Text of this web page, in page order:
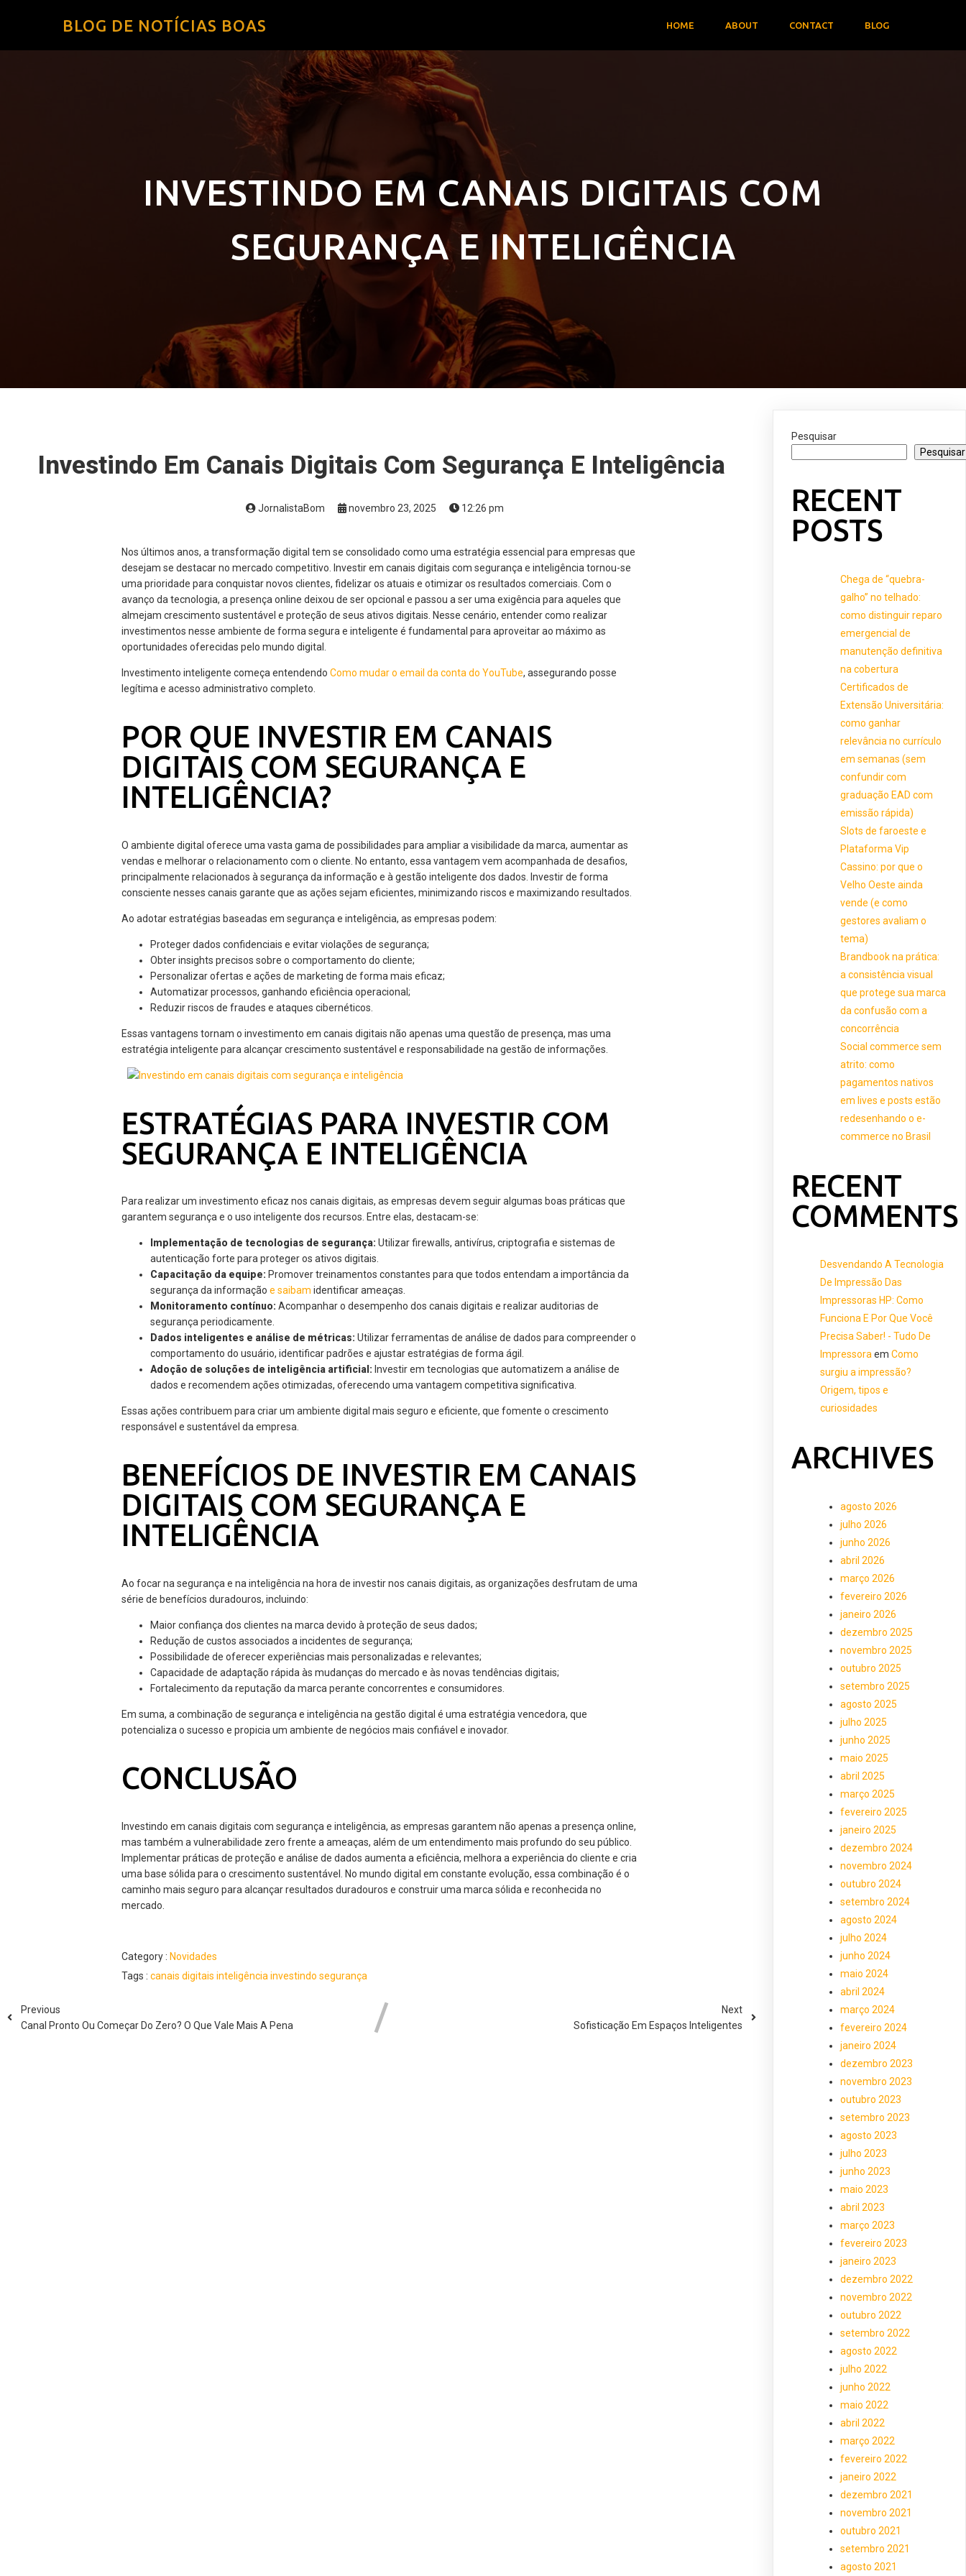
BLOG DE NOTÍCIAS BOAS HOME ABOUT CONTACT BLOG
INVESTINDO EM CANAIS DIGITAIS COM
SEGURANÇA E INTELIGÊNCIA
Investindo Em Canais Digitais Com Segurança E Inteligência
JornalistaBom novembro 23, 2025 12:26 pm
Nos últimos anos, a transformação digital tem se consolidado como uma estratégia essencial para empresas que
desejam se destacar no mercado competitivo. Investir em canais digitais com segurança e inteligência tornou-se
uma prioridade para conquistar novos clientes, fidelizar os atuais e otimizar os resultados comerciais. Com o
avanço da tecnologia, a presença online deixou de ser opcional e passou a ser uma exigência para aqueles que
almejam crescimento sustentável e proteção de seus ativos digitais. Nesse cenário, entender como realizar
investimentos nesse ambiente de forma segura e inteligente é fundamental para aproveitar ao máximo as
oportunidades oferecidas pelo mundo digital.
Investimento inteligente começa entendendoComo mudar o email da conta do YouTube, assegurando posse
legítima e acesso administrativo completo.
POR QUE INVESTIR EM CANAIS
DIGITAIS COM SEGURANÇA E
INTELIGÊNCIA?
O ambiente digital oferece uma vasta gama de possibilidades para ampliar a visibilidade da marca, aumentar as
vendas e melhorar o relacionamento com o cliente. No entanto, essa vantagem vem acompanhada de desafios,
principalmente relacionados à segurança da informação e à gestão inteligente dos dados. Investir de forma
consciente nesses canais garante que as ações sejam eficientes, minimizando riscos e maximizando resultados.
Ao adotar estratégias baseadas em segurança e inteligência, as empresas podem:
Proteger dados confidenciais e evitar violações de segurança;
Obter insights precisos sobre o comportamento do cliente;
Personalizar ofertas e ações de marketing de forma mais eficaz;
Automatizar processos, ganhando eficiência operacional;
Reduzir riscos de fraudes e ataques cibernéticos.
Essas vantagens tornam o investimento em canais digitais não apenas uma questão de presença, mas uma
estratégia inteligente para alcançar crescimento sustentável e responsabilidade na gestão de informações.
ESTRATÉGIAS PARA INVESTIR COM
SEGURANÇA E INTELIGÊNCIA
Para realizar um investimento eficaz nos canais digitais, as empresas devem seguir algumas boas práticas que
garantem segurança e o uso inteligente dos recursos. Entre elas, destacam-se:
Implementação de tecnologias de segurança: Utilizar firewalls, antivírus, criptografia e sistemas de
autenticação forte para proteger os ativos digitais.
Capacitação da equipe: Promover treinamentos constantes para que todos entendam a importância da
segurança da informaçãoe saibam identificar ameaças.
Monitoramento contínuo: Acompanhar o desempenho dos canais digitais e realizar auditorias de
segurança periodicamente.
Dados inteligentes e análise de métricas: Utilizar ferramentas de análise de dados para compreender o
comportamento do usuário, identificar padrões e ajustar estratégias de forma ágil.
Adoção de soluções de inteligência artificial: Investir em tecnologias que automatizem a análise de
dados e recomendem ações otimizadas, oferecendo uma vantagem competitiva significativa.
Essas ações contribuem para criar um ambiente digital mais seguro e eficiente, que fomente o crescimento
responsável e sustentável da empresa.
BENEFÍCIOS DE INVESTIR EM CANAIS
DIGITAIS COM SEGURANÇA E
INTELIGÊNCIA
Ao focar na segurança e na inteligência na hora de investir nos canais digitais, as organizações desfrutam de uma
série de benefícios duradouros, incluindo:
Maior confiança dos clientes na marca devido à proteção de seus dados;
Redução de custos associados a incidentes de segurança;
Possibilidade de oferecer experiências mais personalizadas e relevantes;
Capacidade de adaptação rápida às mudanças do mercado e às novas tendências digitais;
Fortalecimento da reputação da marca perante concorrentes e consumidores.
Em suma, a combinação de segurança e inteligência na gestão digital é uma estratégia vencedora, que
potencializa o sucesso e propicia um ambiente de negócios mais confiável e inovador.
CONCLUSÃO
Investindo em canais digitais com segurança e inteligência, as empresas garantem não apenas a presença online,
mas também a vulnerabilidade zero frente a ameaças, além de um entendimento mais profundo do seu público.
Implementar práticas de proteção e análise de dados aumenta a eficiência, melhora a experiência do cliente e cria
uma base sólida para o crescimento sustentável. No mundo digital em constante evolução, essa combinação é o
caminho mais seguro para alcançar resultados duradouros e construir uma marca sólida e reconhecida no
mercado.
Category : Novidades
Tags : canaisdigitaisinteligênciainvestindosegurança
Previous
Canal Pronto Ou Começar Do Zero? O Que Vale Mais A Pena
Next
Sofisticação Em Espaços Inteligentes
Pesquisar
Pesquisar
RECENT
POSTS
Chega de “quebra-
galho” no telhado:
como distinguir reparo
emergencial de
manutenção definitiva
na cobertura
Certificados de
Extensão Universitária:
como ganhar
relevância no currículo
em semanas (sem
confundir com
graduação EAD com
emissão rápida)
Slots de faroeste e
Plataforma Vip
Cassino: por que o
Velho Oeste ainda
vende (e como
gestores avaliam o
tema)
Brandbook na prática:
a consistência visual
que protege sua marca
da confusão com a
concorrência
Social commerce sem
atrito: como
pagamentos nativos
em lives e posts estão
redesenhando o e-
commerce no Brasil
RECENT
COMMENTS
Desvendando A Tecnologia
De Impressão Das
Impressoras HP: Como
Funciona E Por Que Você
Precisa Saber! - Tudo De
ImpressoraemComo
surgiu a impressão?
Origem, tipos e
curiosidades
ARCHIVES
agosto 2026
julho 2026
junho 2026
abril 2026
março 2026
fevereiro 2026
janeiro 2026
dezembro 2025
novembro 2025
outubro 2025
setembro 2025
agosto 2025
julho 2025
junho 2025
maio 2025
abril 2025
março 2025
fevereiro 2025
janeiro 2025
dezembro 2024
novembro 2024
outubro 2024
setembro 2024
agosto 2024
julho 2024
junho 2024
maio 2024
abril 2024
março 2024
fevereiro 2024
janeiro 2024
dezembro 2023
novembro 2023
outubro 2023
setembro 2023
agosto 2023
julho 2023
junho 2023
maio 2023
abril 2023
março 2023
fevereiro 2023
janeiro 2023
dezembro 2022
novembro 2022
outubro 2022
setembro 2022
agosto 2022
julho 2022
junho 2022
maio 2022
abril 2022
março 2022
fevereiro 2022
janeiro 2022
dezembro 2021
novembro 2021
outubro 2021
setembro 2021
agosto 2021